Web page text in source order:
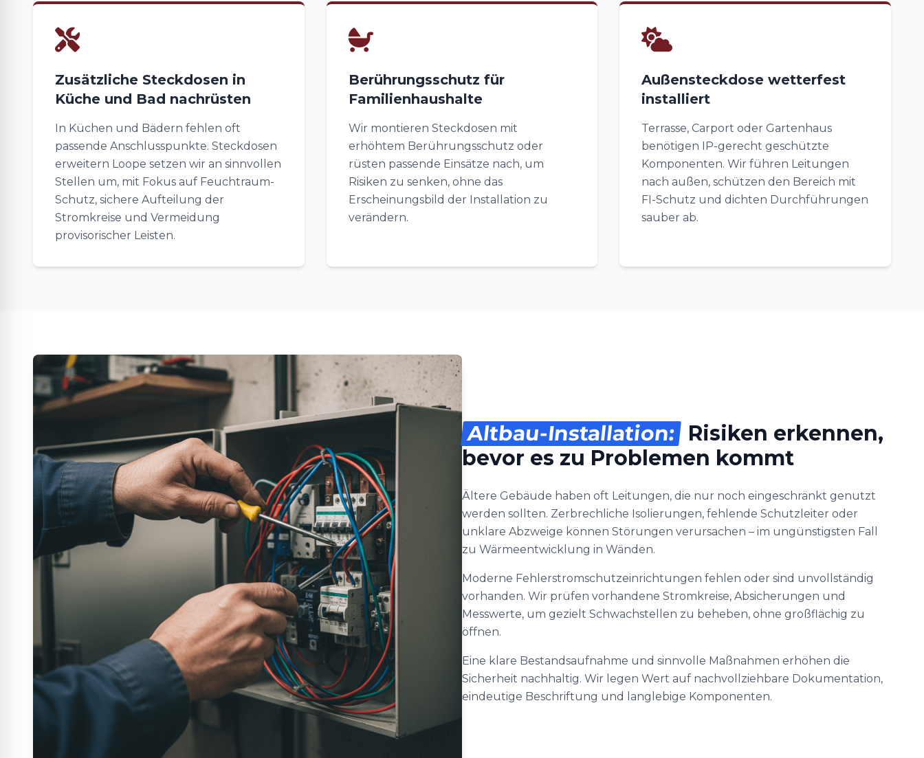
Zusätzliche Steckdosen in
Küche und Bad nachrüsten
In Küchen und Bädern fehlen oft
passende Anschlusspunkte. Steckdosen
erweitern Loope setzen wir an sinnvollen
Stellen um, mit Fokus auf Feuchtraum-
Schutz, sichere Aufteilung der
Stromkreise und Vermeidung
provisorischer Leisten.
Berührungsschutz für
Familienhaushalte
Wir montieren Steckdosen mit
erhöhtem Berührungsschutz oder
rüsten passende Einsätze nach, um
Risiken zu senken, ohne das
Erscheinungsbild der Installation zu
verändern.
Außensteckdose wetterfest
installiert
Terrasse, Carport oder Gartenhaus
benötigen IP-gerecht geschützte
Komponenten. Wir führen Leitungen
nach außen, schützen den Bereich mit
FI-Schutz und dichten Durchführungen
sauber ab.
Altbau-Installation: Risiken erkennen,
bevor es zu Problemen kommt
Ältere Gebäude haben oft Leitungen, die nur noch eingeschränkt genutzt
werden sollten. Zerbrechliche Isolierungen, fehlende Schutzleiter oder
unklare Abzweige können Störungen verursachen – im ungünstigsten Fall
zu Wärmeentwicklung in Wänden.
Moderne Fehlerstromschutzeinrichtungen fehlen oder sind unvollständig
vorhanden. Wir prüfen vorhandene Stromkreise, Absicherungen und
Messwerte, um gezielt Schwachstellen zu beheben, ohne großflächig zu
öffnen.
Eine klare Bestandsaufnahme und sinnvolle Maßnahmen erhöhen die
Sicherheit nachhaltig. Wir legen Wert auf nachvollziehbare Dokumentation,
eindeutige Beschriftung und langlebige Komponenten.